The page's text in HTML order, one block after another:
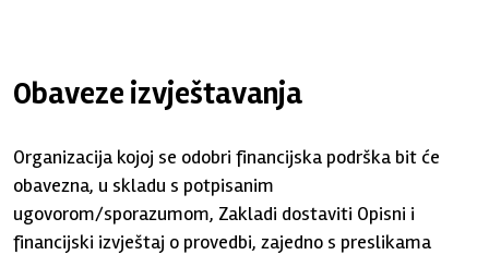
Obaveze izvještavanja
Organizacija kojoj se odobri financijska podrška bit će
obavezna, u skladu s potpisanim
ugovorom/sporazumom, Zakladi dostaviti Opisni i
financijski izvještaj o provedbi, zajedno s preslikama